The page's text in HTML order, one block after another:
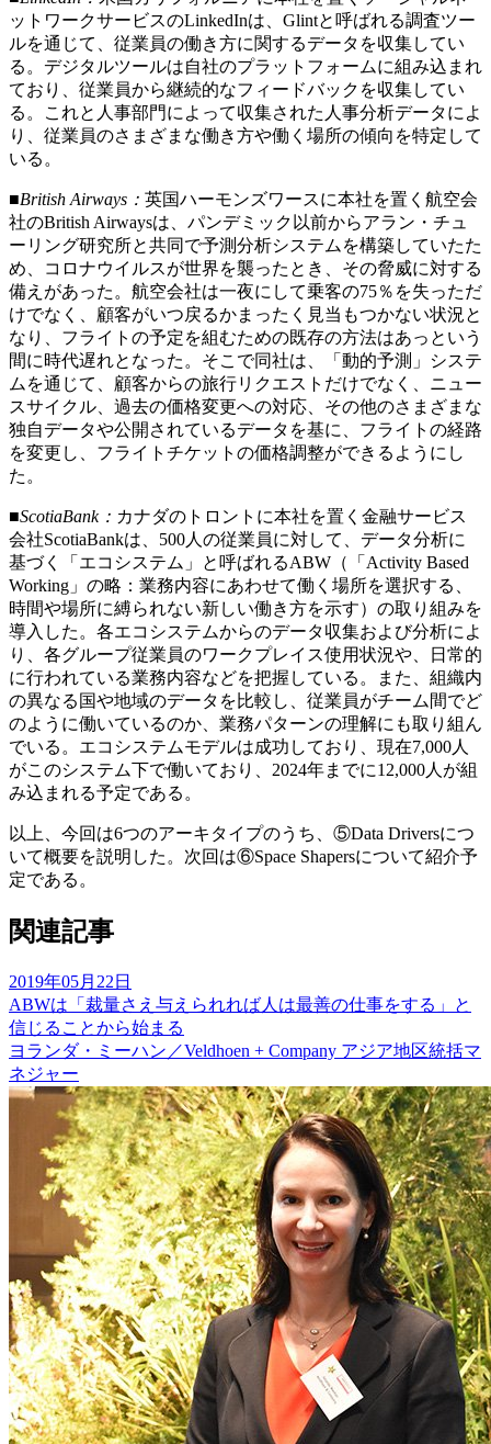
ットワークサービスのLinkedInは、Glintと呼ばれる調査ツー
ルを通じて、従業員の働き方に関するデータを収集してい
る。デジタルツールは自社のプラットフォームに組み込まれ
ており、従業員から継続的なフィードバックを収集してい
る。これと人事部門によって収集された人事分析データによ
り、従業員のさまざまな働き方や働く場所の傾向を特定して
いる。
■British Airways： 英国ハーモンズワースに本社を置く航空会
社のBritish Airwaysは、パンデミック以前からアラン・チュ
ーリング研究所と共同で予測分析システムを構築していたた
め、コロナウイルスが世界を襲ったとき、その脅威に対する
備えがあった。航空会社は一夜にして乗客の75％を失っただ
けでなく、顧客がいつ戻るかまったく見当もつかない状況と
なり、フライトの予定を組むための既存の方法はあっという
間に時代遅れとなった。そこで同社は、「動的予測」システ
ムを通じて、顧客からの旅行リクエストだけでなく、ニュー
スサイクル、過去の価格変更への対応、その他のさまざまな
独自データや公開されているデータを基に、フライトの経路
を変更し、フライトチケットの価格調整ができるようにし
た。
■ScotiaBank： カナダのトロントに本社を置く金融サービス
会社ScotiaBankは、500人の従業員に対して、データ分析に
基づく「エコシステム」と呼ばれるABW（「Activity Based
Working」の略：業務内容にあわせて働く場所を選択する、
時間や場所に縛られない新しい働き方を示す）の取り組みを
導入した。各エコシステムからのデータ収集および分析によ
り、各グループ従業員のワークプレイス使用状況や、日常的
に行われている業務内容などを把握している。また、組織内
の異なる国や地域のデータを比較し、従業員がチーム間でど
のように働いているのか、業務パターンの理解にも取り組ん
でいる。エコシステムモデルは成功しており、現在7,000人
がこのシステム下で働いており、2024年までに12,000人が組
み込まれる予定である。
以上、今回は6つのアーキタイプのうち、⑤Data Driversにつ
いて概要を説明した。次回は⑥Space Shapersについて紹介予
定である。
関連記事
2019年05月22日
ABWは「裁量さえ与えられれば人は最善の仕事をする」と
信じることから始まる
ヨランダ・ミーハン／Veldhoen + Company アジア地区統括マ
ネジャー